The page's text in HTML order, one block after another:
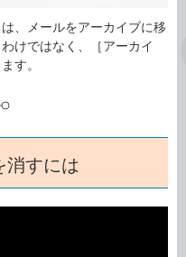
、メールをアーカイブに移
けではなく、［アーカイ
す。
消すには